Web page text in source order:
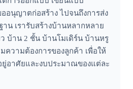
อนุญาตก่อสร้าง ไปจนถึงการส่ง
น เรารับสร้างบ้านหลากหลาย
บ้าน 2 ชั้น บ้านโมเดิร์น บ้านหรู
วามต้องการของลูกค้า เพื่อให้
อาศัยและงบประมาณของแต่ละ